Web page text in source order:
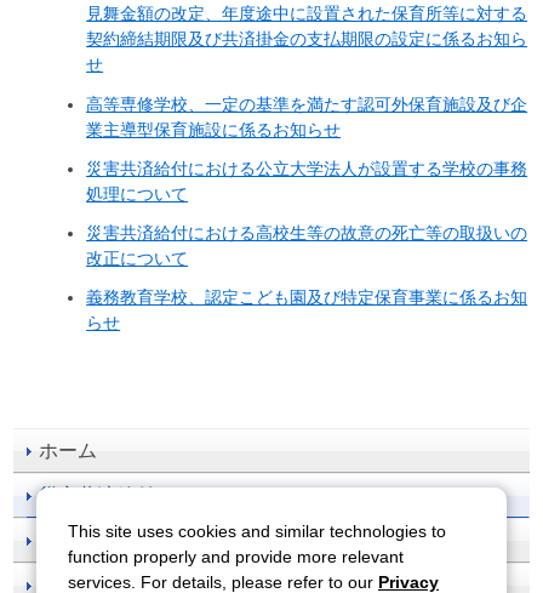
ホーム
災害共済給付
事故防止
刊行物一覧
見舞金額の改定、年度途中に設置された保育所等に対する
契約締結期限及び共済掛金の支払期限の設定に係るお知ら
せ
高等専修学校、一定の基準を満たす認可外保育施設及び企
業主導型保育施設に係るお知らせ
災害共済給付における公立大学法人が設置する学校の事務
処理について
災害共済給付における高校生等の故意の死亡等の取扱いの
改正について
義務教育学校、認定こども園及び特定保育事業に係るお知
らせ
This site uses cookies and similar technologies to
function properly and provide more relevant
services. For details, please refer to our Privacy